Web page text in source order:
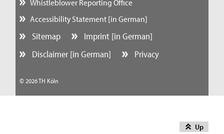
Up
Whistleblower Reporting Office
Accessibility Statement [in German]
Sitemap
Imprint [in German]
Disclaimer [in German]
Privacy
© 2026 TH Köln